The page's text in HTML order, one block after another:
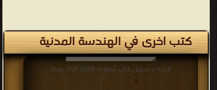
كتب اخرى في الهندسة المدنية
قراءة و تحميل كتاب أوتوكاد 2008 PDF مجانا